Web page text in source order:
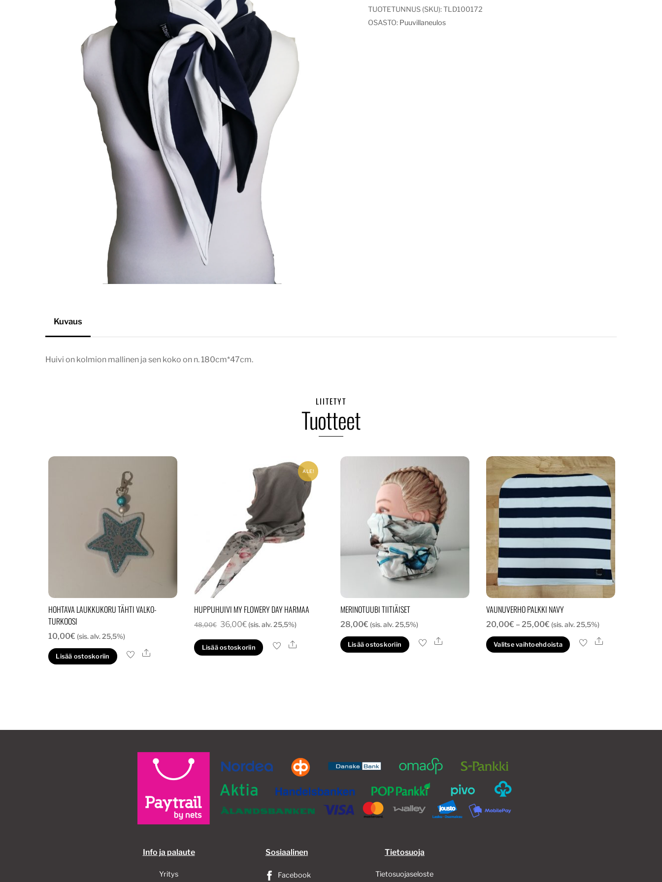
TUOTETUNNUS (SKU):TLD100172
OSASTO: Puuvillaneulos
Kuvaus
Huivi on kolmion mallinen ja sen koko on n. 180cm*47cm.
LIITETYT
Tuotteet
HOHTAVA LAUKKUKORU TÄHTI VALKO-
TURKOOSI
10,00€ (sis. alv. 25,5%)
Lisää ostoskoriin Ale
ALE!
HUPPUHUIVI MY FLOWERY DAY HARMAA
48,00€ Alkuperäinen
oli:
36,00€Nykyinen
on:
(sis. alv. 25,5%)
Lisää ostoskoriin Ale
MERINOTUUBI TIITIÄISET
28,00€ (sis. alv. 25,5%)
Lisää ostoskoriin Ale
VAUNUVERHO PALKKI NAVY
20,00€ – 25,00€Hintaluokka:
20,00€
(sis. alv. 25,5%)
Valitse vaihtoehdoista
Tällä
Ale
Info ja palaute
Yritys
Sosiaalinen
Facebook
Tietosuoja
Tietosuojaseloste